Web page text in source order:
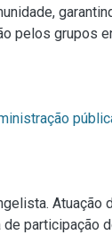
pelos grupos
Atuação
participação